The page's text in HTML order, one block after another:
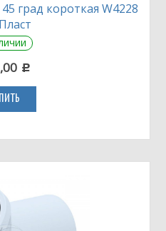
град короткая W4228
c